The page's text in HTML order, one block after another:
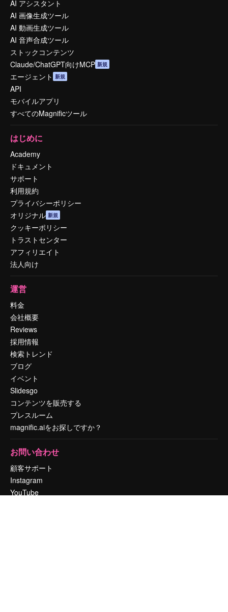
AI アシスタント
AI 画像生成ツール
AI 動画生成ツール
AI 音声合成ツール
ストックコンテンツ
Claude/ChatGPT向けMCP 新規
エージェント 新規
API
モバイルアプリ
すべてのMagnificツール
はじめに
Academy
ドキュメント
サポート
利用規約
プライバシーポリシー
オリジナル 新規
クッキーポリシー
トラストセンター
アフィリエイト
法人向け
運営
料金
会社概要
Reviews
採用情報
検索トレンド
ブログ
イベント
Slidesgo
コンテンツを販売する
プレスルーム
magnific.aiをお探しですか？
お問い合わせ
顧客サポート
Instagram
YouTube